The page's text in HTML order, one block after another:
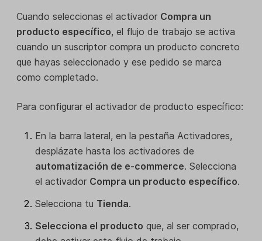
Cuando seleccionas el activador Compra un
producto específico, el flujo de trabajo se activa
cuando un suscriptor compra un producto concreto
que hayas seleccionado y ese pedido se marca
como completado.
Para configurar el activador de producto específico:
En la barra lateral, en la pestaña Activadores,
desplázate hasta los activadores de
automatización de e-commerce. Selecciona
el activador Compra un producto específico.
Selecciona tu Tienda.
Selecciona el producto que, al ser comprado,